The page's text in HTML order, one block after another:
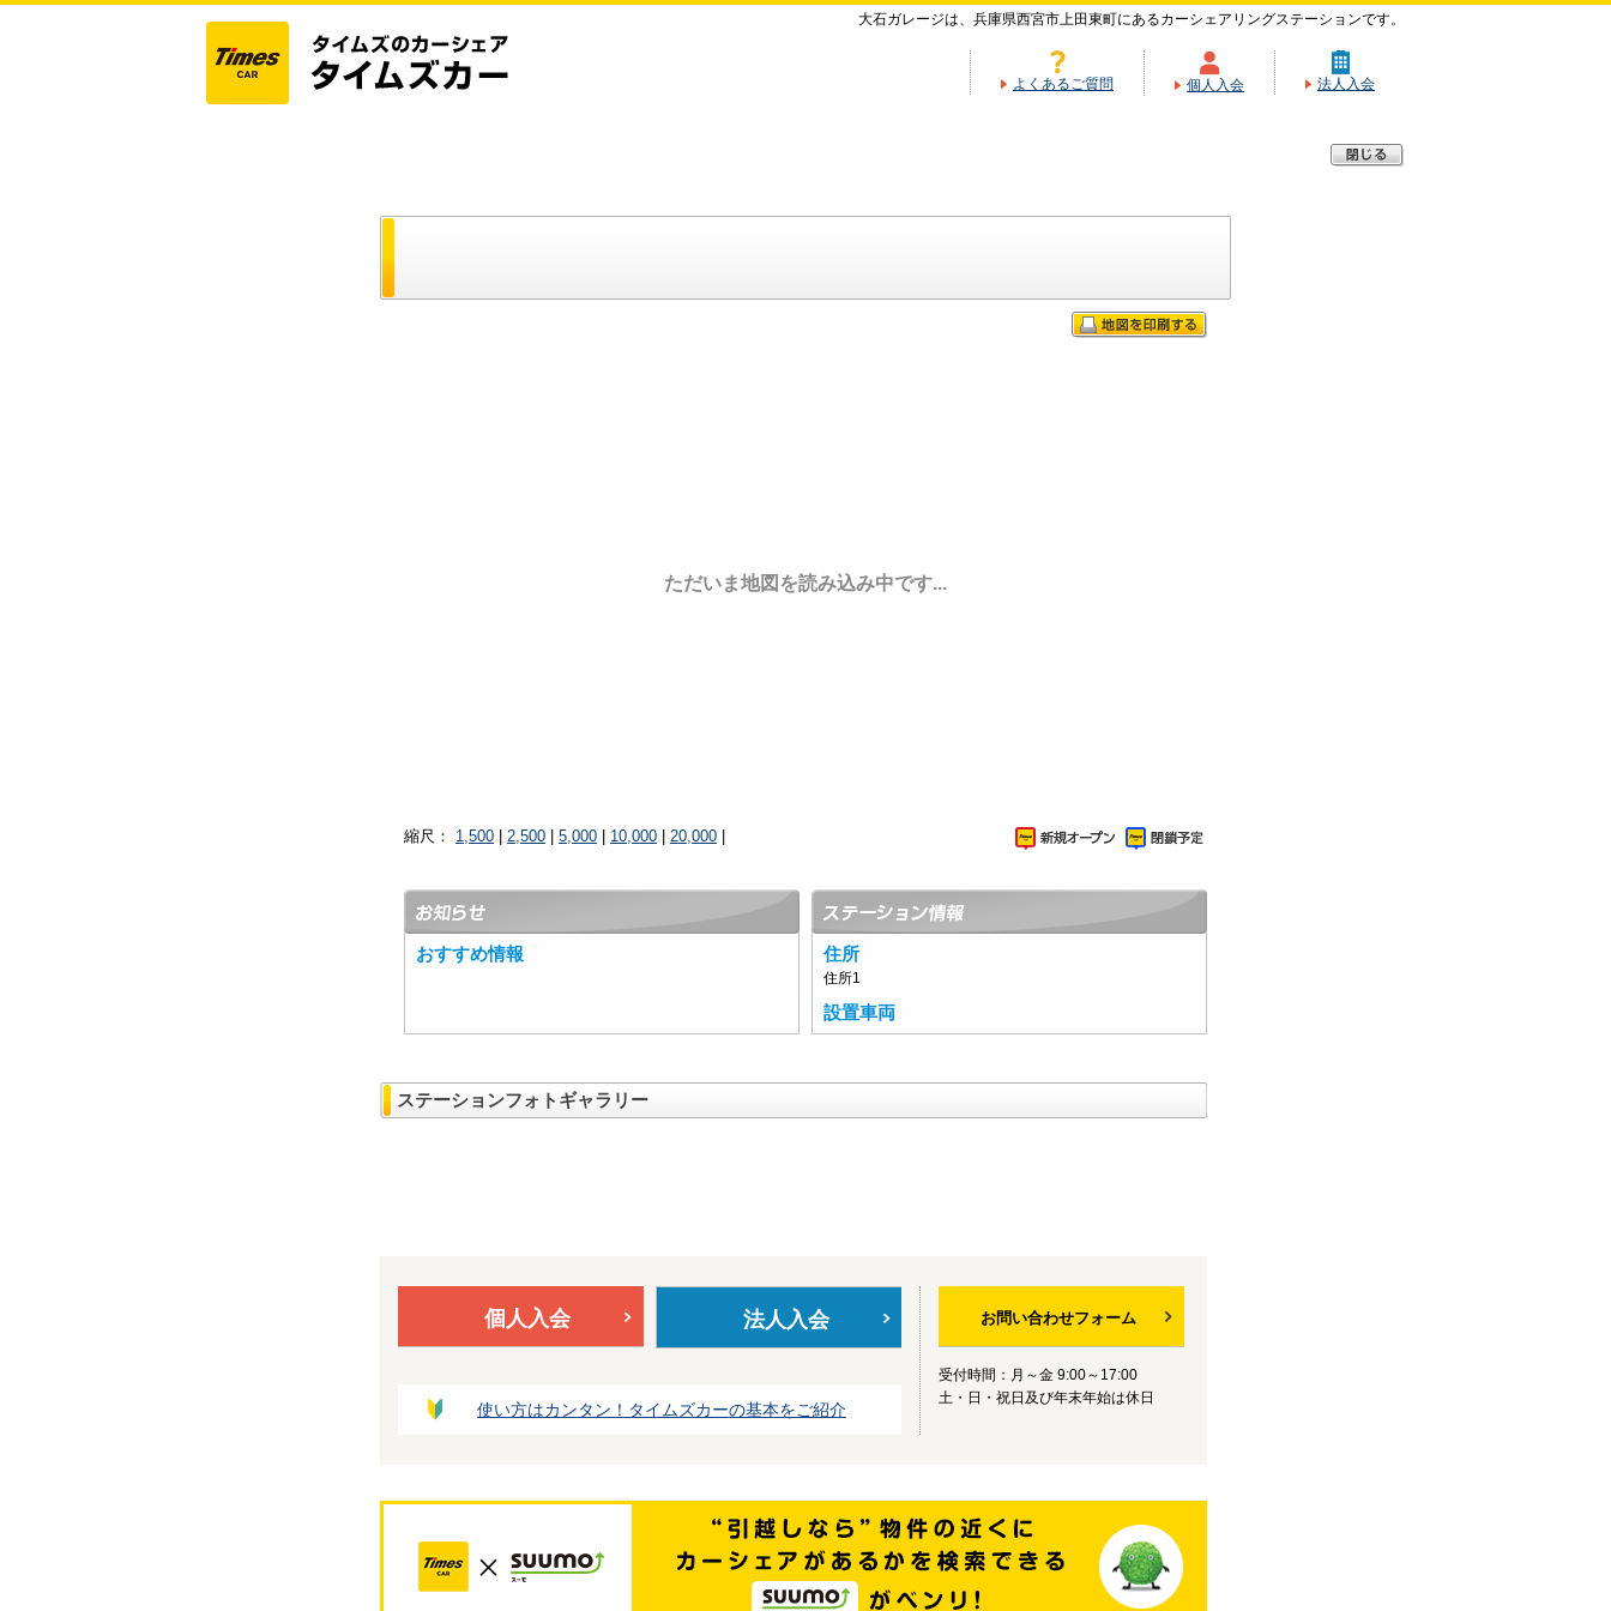
大石ガレージは、兵庫県西宮市上田東町にあるカーシェアリングステーションです。
よくあるご質問 個人入会 法人入会
ただいま地図を読み込み中です...
縮尺： 1,500 2,500 5,000 10,000 20,000
おすすめ情報 住所
住所1
設置車両
ステーションフォトギャラリー
個人入会 法人入会
使い方はカンタン！タイムズカーの基本をご紹介
お問い合わせフォーム
受付時間：月～金 9:00～17:00
土・日・祝日及び年末年始は休日